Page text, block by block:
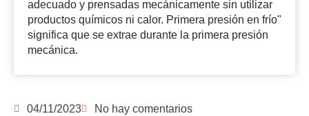
adecuado y prensadas mecánicamente sin utilizar
productos químicos ni calor. Primera presión en frío"
significa que se extrae durante la primera presión
mecánica.
04/11/2023 No hay comentarios